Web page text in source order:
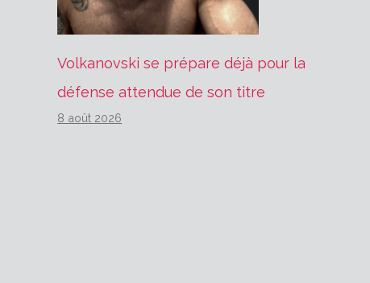
Volkanovski se prépare déjà pour la
défense attendue de son titre
8 août 2026